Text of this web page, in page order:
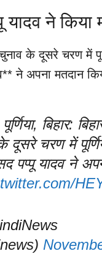
यादव ने किया
के दूसरे चरण में
ने अपना मतदान
बिहार:
दूसरे चरण में
पप्पू यादव ने